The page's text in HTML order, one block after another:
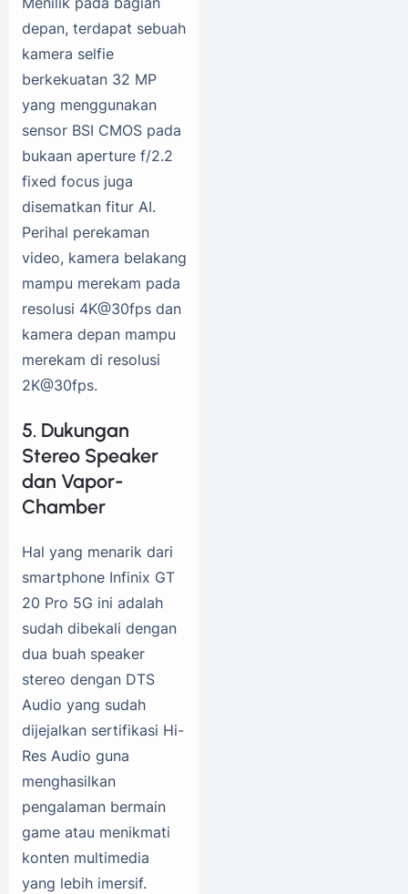
depan, terdapat sebuah
kamera selfie
berkekuatan 32 MP
yang menggunakan
sensor BSI CMOS pada
bukaan aperture f/2.2
fixed focus juga
disematkan fitur AI.
Perihal perekaman
video, kamera belakang
mampu merekam pada
resolusi 4K@30fps dan
kamera depan mampu
merekam di resolusi
2K@30fps.
5. Dukungan
Stereo Speaker
dan Vapor-
Chamber
Hal yang menarik dari
smartphone Infinix GT
20 Pro 5G ini adalah
sudah dibekali dengan
dua buah speaker
stereo dengan DTS
Audio yang sudah
dijejalkan sertifikasi Hi-
Res Audio guna
menghasilkan
pengalaman bermain
game atau menikmati
konten multimedia
yang lebih imersif.